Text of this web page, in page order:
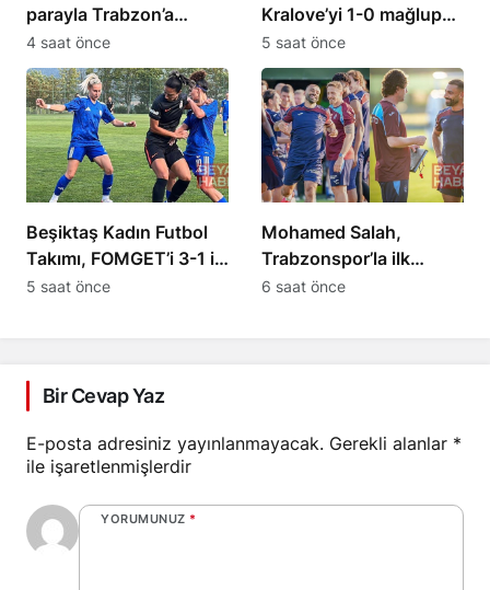
parayla Trabzon’a
getiremezsiniz
4 saat önce
Kralove’yi 1-0 mağlup
etti
5 saat önce
Beşiktaş Kadın Futbol
Takımı, FOMGET’i 3-1 ile
geçti
5 saat önce
Mohamed Salah,
Trabzonspor’la ilk
antrenmanına çıktı
6 saat önce
Bir Cevap Yaz
E-posta adresiniz yayınlanmayacak. Gerekli alanlar *
ile işaretlenmişlerdir
YORUMUNUZ *